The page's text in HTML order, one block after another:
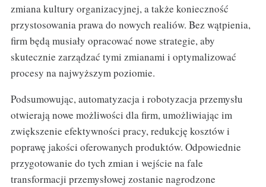
zmiana kultury organizacyjnej, a także konieczność
przystosowania prawa do nowych realiów. Bez wątpienia,
firm będą musiały opracować nowe strategie, aby
skutecznie zarządzać tymi zmianami i optymalizować
procesy na najwyższym poziomie.
Podsumowując, automatyzacja i robotyzacja przemysłu
otwierają nowe możliwości dla firm, umożliwiając im
zwiększenie efektywności pracy, redukcję kosztów i
poprawę jakości oferowanych produktów. Odpowiednie
przygotowanie do tych zmian i wejście na fale
transformacji przemysłowej zostanie nagrodzone